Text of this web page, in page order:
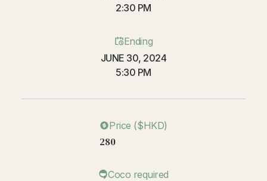
2:30 PM
Ending
JUNE 30, 2024
5:30 PM
Price ($HKD)
280
Coco required